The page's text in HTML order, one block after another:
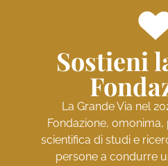
Sostieni
La Grande Via nel
Fondazione,
scientifica di studi e
persone a condurre